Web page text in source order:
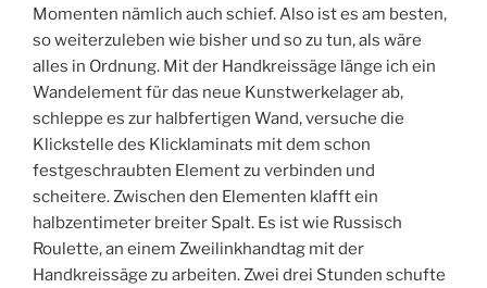
Momenten nämlich auch schief. Also ist es am besten,
so weiterzuleben wie bisher und so zu tun, als wäre
alles in Ordnung. Mit der Handkreissäge länge ich ein
Wandelement für das neue Kunstwerkelager ab,
schleppe es zur halbfertigen Wand, versuche die
Klickstelle des Klicklaminats mit dem schon
festgeschraubten Element zu verbinden und
scheitere. Zwischen den Elementen klafft ein
halbzentimeter breiter Spalt. Es ist wie Russisch
Roulette, an einem Zweilinkhandtag mit der
Handkreissäge zu arbeiten. Zwei drei Stunden schufte